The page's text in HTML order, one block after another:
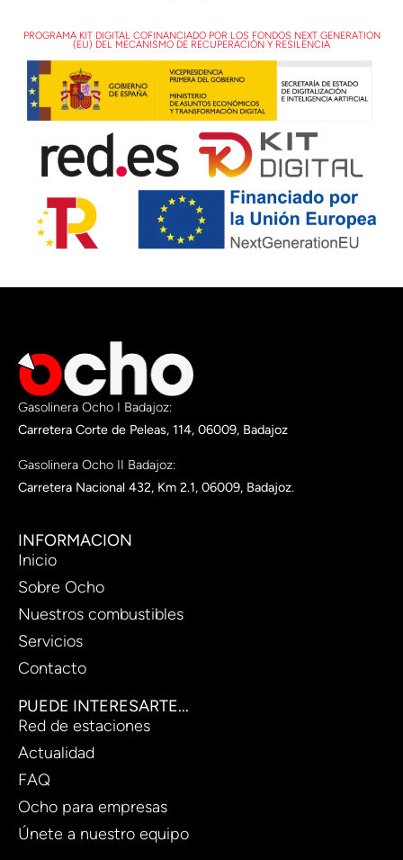
PROGRAMA KIT DIGITAL COFINANCIADO POR LOS FONDOS NEXT GENERATION
(EU) DEL MECANISMO DE RECUPERACIÓN Y RESILENCIA
Gasolinera Ocho I Badajoz:
Carretera Corte de Peleas, 114, 06009, Badajoz
Gasolinera Ocho II Badajoz:
Carretera Nacional 432, Km 2.1, 06009, Badajoz.
INFORMACION
Inicio
Sobre Ocho
Nuestros combustibles
Servicios
Contacto
PUEDE INTERESARTE...
Red de estaciones
Actualidad
FAQ
Ocho para empresas
Únete a nuestro equipo